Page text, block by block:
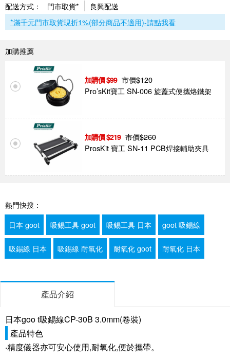
配送方式： 門市取貨*
良興配送
*滿千元門市取貨現折1%(部分商品不適用)-請點我看
加購推薦
99 市價$120
Pro’sKit寶工 SN-006 旋蓋式便攜烙鐵架
219 市價$260
ProsKit 寶工 SN-11 PCB焊接輔助夾具
熱門快搜：
日本 goot
吸錫工具 goot 吸錫工具 日本 goot 吸錫線
吸錫線 日本 吸錫線 耐氧化 耐氧化 goot 耐氧化 日本
產品介紹
日本goo t吸錫線CP-30B 3.0mm(卷裝)
產品特色
‧精度儀器亦可安心使用,耐氧化,便於攜帶。